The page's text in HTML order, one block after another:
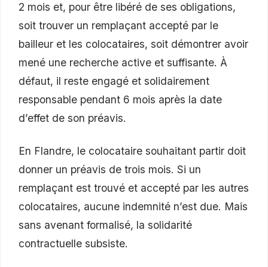
2 mois et, pour être libéré de ses obligations,
soit trouver un remplaçant accepté par le
bailleur et les colocataires, soit démontrer avoir
mené une recherche active et suffisante. À
défaut, il reste engagé et solidairement
responsable pendant 6 mois après la date
d’effet de son préavis.
En Flandre, le colocataire souhaitant partir doit
donner un préavis de trois mois. Si un
remplaçant est trouvé et accepté par les autres
colocataires, aucune indemnité n’est due. Mais
sans avenant formalisé, la solidarité
contractuelle subsiste.